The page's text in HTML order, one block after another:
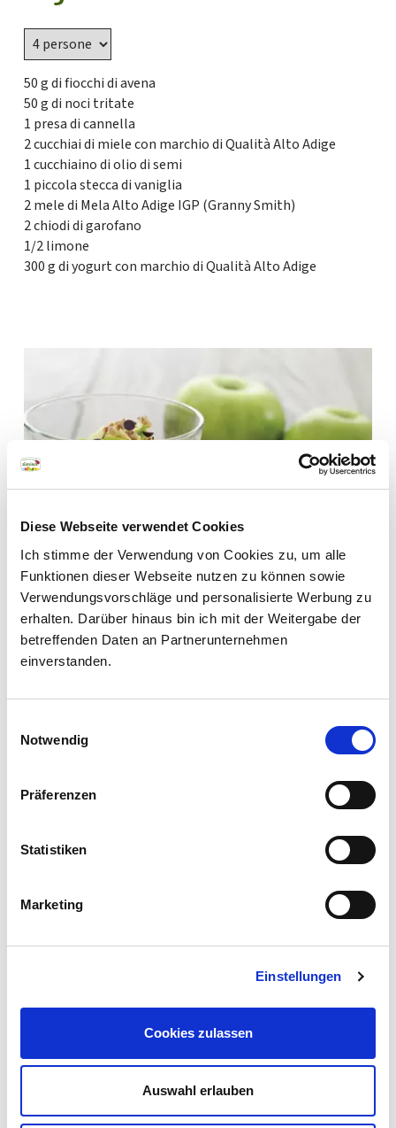
Diese Webseite verwendet Cookies
Ich stimme der Verwendung von Cookies zu, um alle
Funktionen dieser Webseite nutzen zu können sowie
Verwendungsvorschläge und personalisierte Werbung zu
erhalten. Darüber hinaus bin ich mit der Weitergabe der
betreffenden Daten an Partnerunternehmen
einverstanden.
Notwendig
Präferenzen
Statistiken
Marketing
Einstellungen
Cookies zulassen
Auswahl erlauben
Newsletter
Vuoi scoprire i sapori
autentici del nostro
territorio? Iscriviti alla
newsletter dei prodotti
di qualità dell’Alto
aggiornato.
E-mail
*= campi obbligatori
50 g di fiocchi di avena
50 g di noci tritate
1 presa di cannella
2 cucchiai di miele con marchio di Qualità Alto Adige
1 cucchiaino di olio di semi
1 piccola stecca di vaniglia
2 mele di Mela Alto Adige IGP (Granny Smith)
2 chiodi di garofano
1/2 limone
300 g di yogurt con marchio di Qualità Alto Adige